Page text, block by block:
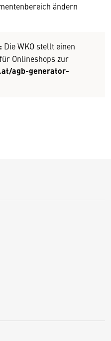
ändern
Die WKO stellt einen
Onlineshops zur
agb-generator-